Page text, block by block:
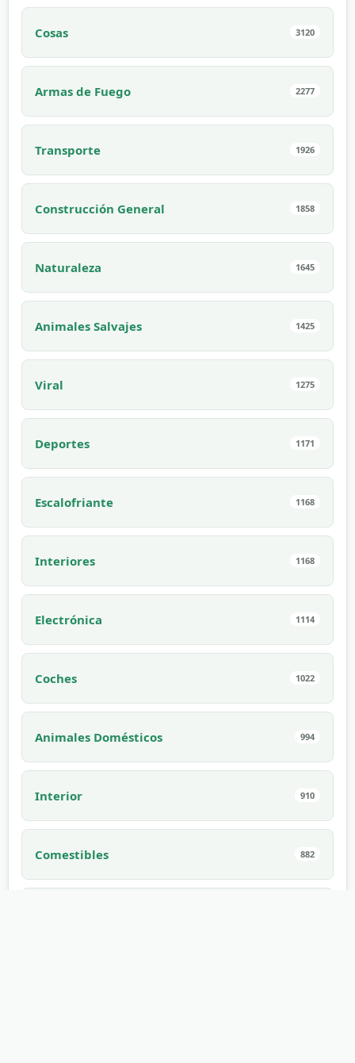
Cosas 3120
Armas de Fuego 2277
Transporte 1926
Construcción General 1858
Naturaleza 1645
Animales Salvajes 1425
Viral 1275
Deportes 1171
Escalofriante 1168
Interiores 1168
Electrónica 1114
Coches 1022
Animales Domésticos 994
Interior 910
Comestibles 882